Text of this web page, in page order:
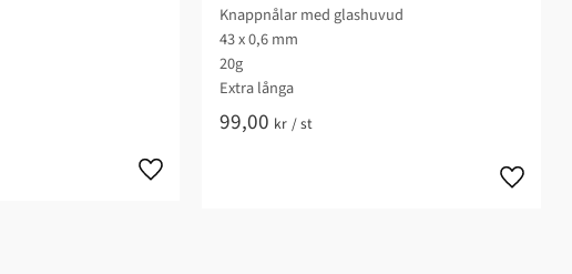
Knappnålar med glashuvud
43 x 0,6 mm
20g
Extra långa
99,00 kr /st